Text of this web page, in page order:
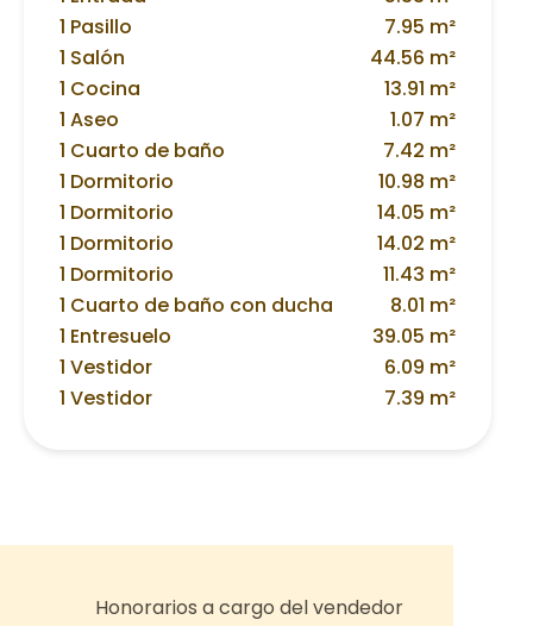
1 Pasillo
7.95 m²
1 Salón
44.56 m²
1 Cocina
13.91 m²
1 Aseo
1.07 m²
1 Cuarto de baño
7.42 m²
1 Dormitorio
10.98 m²
1 Dormitorio
14.05 m²
1 Dormitorio
14.02 m²
1 Dormitorio
11.43 m²
1 Cuarto de baño con ducha
8.01 m²
1 Entresuelo
39.05 m²
1 Vestidor
6.09 m²
1 Vestidor
7.39 m²
Honorarios a cargo del vendedor